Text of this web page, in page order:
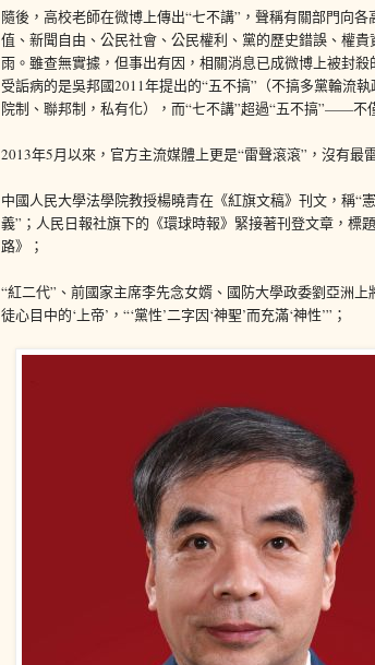
隨後，高校老師在微博上傳出“七不講”，聲稱有關部門向
值、新聞自由、公民社會、公民權利、黨的歷史錯誤、權
雨。雖查無實據，但事出有因，相關消息已成微博上被封
受詬病的是吳邦國2011年提出的“五不搞”（不搞多黨輪流
院制、聯邦制，私有化），而“七不講”超過“五不搞”——不
2013年5月以來，官方主流媒體上更是“雷聲滾滾”，沒有最
中國人民大學法學院教授楊曉青在《紅旗文稿》刊文，稱“
義”；人民日報社旗下的《環球時報》緊接著刊登文章，標
路》；
“紅二代”、前國家主席李先念女婿、國防大學政委劉亞洲
徒心目中的‘上帝’，“‘黨性’二字因‘神聖’而充滿‘神性’”；